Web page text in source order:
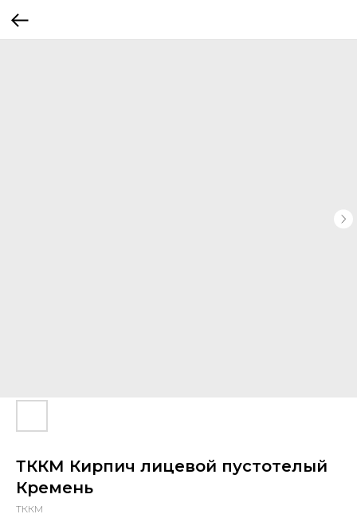
ТККМ Кирпич лицевой пустотелый
Кремень
ТККМ